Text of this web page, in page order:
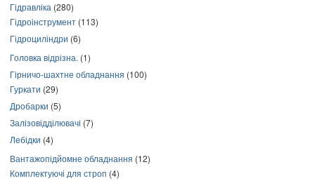
Гідравліка (280)
Гідроінструмент (113)
Гідроциліндри (6)
Головка відрізна. (1)
Гірничо-шахтне обладнання (100)
Гуркати (29)
Дробарки (5)
Залізовідділювачі (7)
Лебідки (4)
Вантажопідйомне обладнання (12)
Комплектуючі для строп (4)